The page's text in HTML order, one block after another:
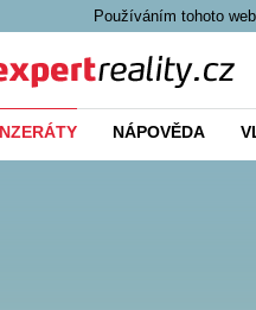
Používáním tohoto
INZERÁTY NÁPOVĚDA